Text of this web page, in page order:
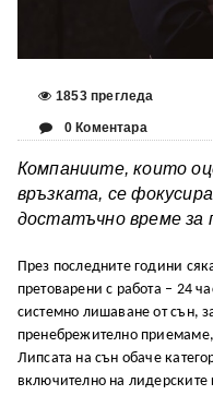
1853 прегледа
0 Коментара
Компаниите, които
връзката, се
достатъчно време за
През последните години
претоварени с работа – 24
системно лишаване от сън,
пренебрежително приемаме,
Липсата на сън обаче
включително на лидерските